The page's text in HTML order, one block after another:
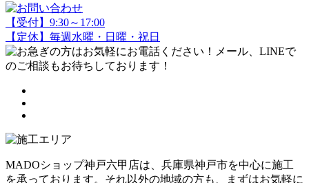
【受付】9:30～17:00
【定休】毎週水曜・日曜・祝日
MADOショップ神戸六甲店は、兵庫県神戸市を中心に施工
を承っております。それ以外の地域の方も、まずはお気軽に